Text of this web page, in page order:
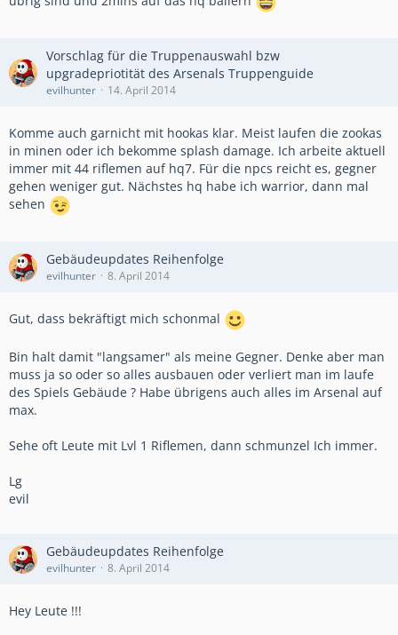
Vorschlag für die Truppenauswahl bzw
upgradepriotität des Arsenals Truppenguide
evilhunter 14. April 2014
Komme auch garnicht mit hookas klar. Meist laufen die zookas
in minen oder ich bekomme splash damage. Ich arbeite aktuell
immer mit 44 riflemen auf hq7. Für die npcs reicht es, gegner
gehen weniger gut. Nächstes hq habe ich warrior, dann mal
sehen
Gebäudeupdates Reihenfolge
evilhunter 8. April 2014
Gut, dass bekräftigt mich schonmal
Bin halt damit "langsamer" als meine Gegner. Denke aber man
muss ja so oder so alles ausbauen oder verliert man im laufe
des Spiels Gebäude ? Habe übrigens auch alles im Arsenal auf
max.
Sehe oft Leute mit Lvl 1 Riflemen, dann schmunzel Ich immer.
Lg
evil
Gebäudeupdates Reihenfolge
evilhunter 8. April 2014
Hey Leute !!!